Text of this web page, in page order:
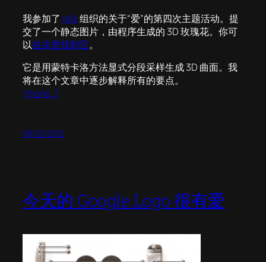
我参加了 js1k组织的关于“爱”的第四次主题活动。提
交了一个静态图片，由程序生成的 3D 玫瑰花。你可
以在这里找到它。
它是用蒙特卡洛方法显式分段采样生成 3D 曲面。我
将在这个文章中逐步解释所有的要点。
(more…)
08/02/2012
今天的 Google Logo 很有爱